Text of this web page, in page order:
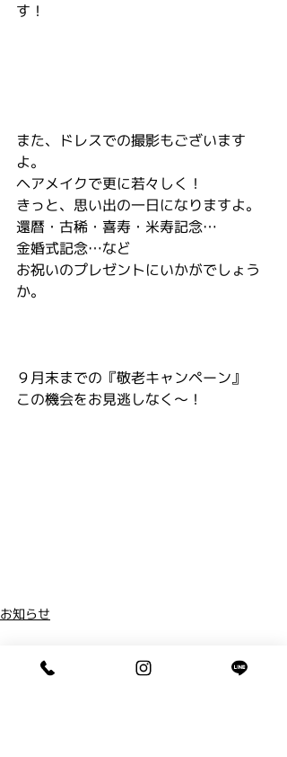
す！
また、ドレスでの撮影もございます
よ。
ヘアメイクで更に若々しく！
きっと、思い出の一日になりますよ。
還暦・古稀・喜寿・米寿記念…
金婚式記念…など
お祝いのプレゼントにいかがでしょう
か。
９月末までの『敬老キャンペーン』
この機会をお見逃しなく～！
お知らせ
コメント